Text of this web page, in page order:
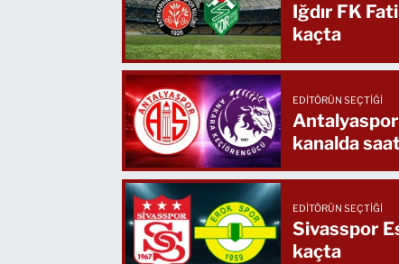
Iğdır FK
kaçta
EDITÖRÜN SEÇTIĞI
kanalda
EDITÖRÜN SEÇTIĞI
Sivasspor
kaçta